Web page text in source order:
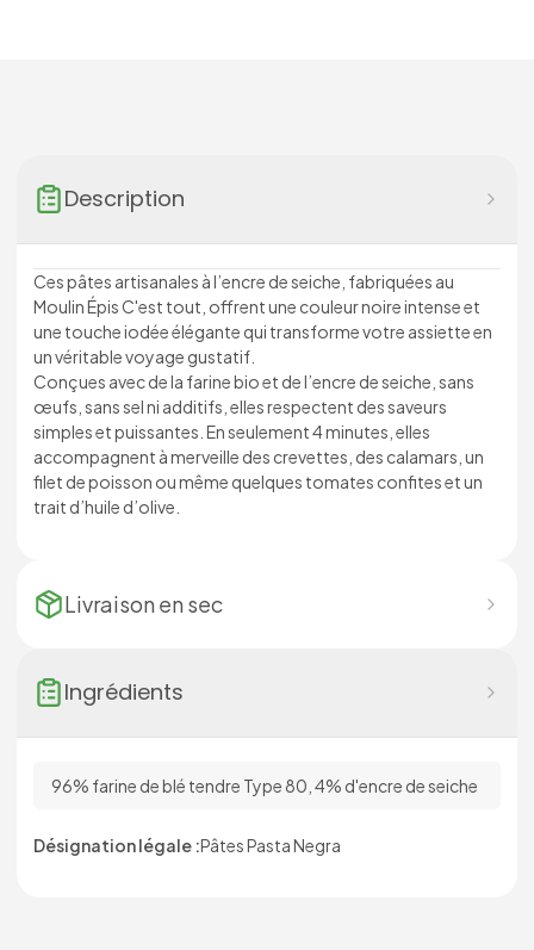
Description
Ces pâtes artisanales à l’encre de seiche, fabriquées au
Moulin Épis C'est tout, offrent une couleur noire intense et
une touche iodée élégante qui transforme votre assiette en
un véritable voyage gustatif.
Conçues avec de la farine bio et de l’encre de seiche, sans
œufs, sans sel ni additifs, elles respectent des saveurs
simples et puissantes. En seulement 4 minutes, elles
accompagnent à merveille des crevettes, des calamars, un
filet de poisson ou même quelques tomates confites et un
trait d’huile d’olive.
Livraison en sec
Ingrédients
96% farine de blé tendre Type 80, 4% d'encre de seiche
Désignation légale :Pâtes Pasta Negra